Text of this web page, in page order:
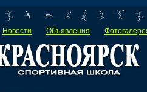
Новости
Объявления